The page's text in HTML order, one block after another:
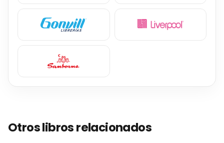
Otros libros relacionados